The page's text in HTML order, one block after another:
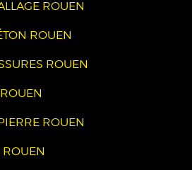
ROUEN
ROUEN
ROUEN
ROUEN
ROUEN